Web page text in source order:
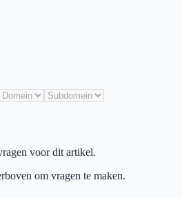
voor dit artikel.
om vragen te maken.